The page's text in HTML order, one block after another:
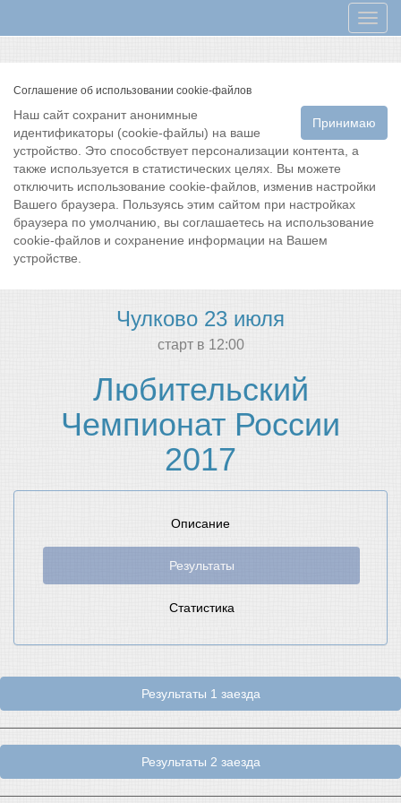
Меню
Соглашение об использовании cookie-файлов
Принимаю
Наш сайт сохранит анонимные
идентификаторы (cookie-файлы) на ваше
устройство. Это способствует персонализации контента, а
также используется в статистических целях. Вы можете
отключить использование cookie-файлов, изменив настройки
Вашего браузера. Пользуясь этим сайтом при настройках
браузера по умолчанию, вы соглашаетесь на использование
cookie-файлов и сохранение информации на Вашем
устройстве.
Чулково 23 июля
cтарт в 12:00
Любительский
Чемпионат России
2017
Описание
Результаты
Статистика
Результаты 1 заезда
Результаты 2 заезда